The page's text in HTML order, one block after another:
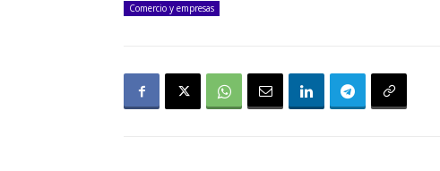
Comercio y empresas